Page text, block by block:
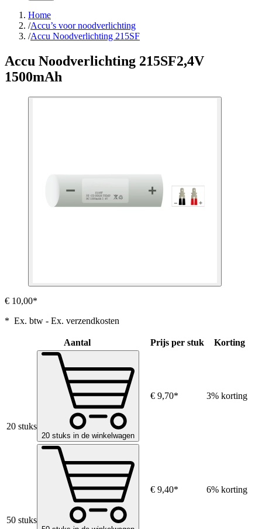
Home
/Accu’s voor noodverlichting
/Accu Noodverlichting 215SF
Accu Noodverlichting 215SF2,4V
1500mAh
€ 10,00*
* Ex. btw - Ex. verzendkosten
Aantal Prijs per stuk Korting
20 stuks
20 stuks in de winkelwagen
€ 9,70* 3% korting
50 stuks
€ 9,40* 6% korting